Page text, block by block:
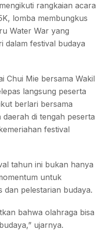
rangkaian acara
lomba membungkus
Water War yang
dalam festival budaya
Chui Mie bersama Wakil
langsung peserta
berlari bersama
di tengah peserta
festival
tahun ini bukan hanya
untuk
dan pelestarian budaya.
bahwa olahraga bisa
ujarnya.